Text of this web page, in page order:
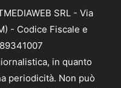
SRL - Via
- Codice Fiscale e
in quanto
periodicità. Non può